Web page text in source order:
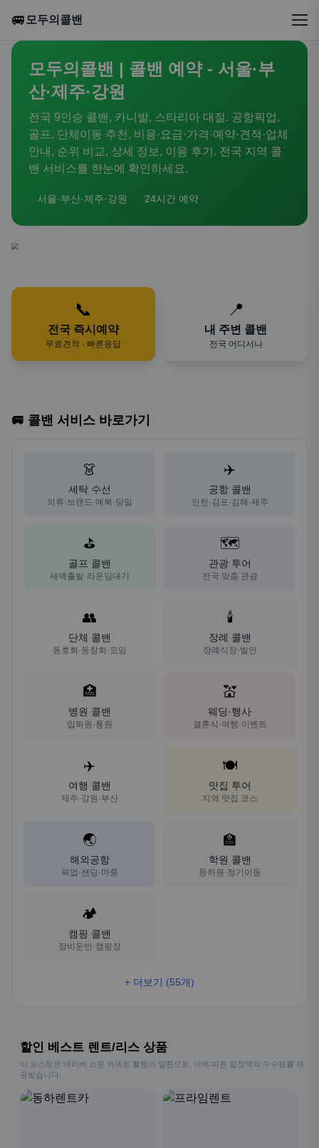
🚐 모두의콜밴
모두의콜밴 | 콜밴 예약 - 서울·부
산·제주·강원
전국 9인승 콜밴, 카니발, 스타리아 대절. 공항픽업,
골프, 단체이동 추천, 비용·요금·가격·예약·견적·업체
안내, 순위 비교, 상세 정보, 이용 후기. 전국 지역 콜
밴 서비스를 한눈에 확인하세요.
서울·부산·제주·강원 24시간 예약
📞
전국 즉시예약
무료견적 · 빠른응답
📍
내 주변 콜밴
전국 어디서나
🚐 콜밴 서비스 바로가기
👗
세탁 수선
의류·브랜드·예복·당일
✈️
공항 콜밴
인천·김포·김해·제주
⛳
골프 콜밴
새벽출발·라운딩대기
🗺️
관광 투어
전국 맞춤 관광
👥
단체 콜밴
동호회·동창회·모임
🕯️
장례 콜밴
장례식장·발인
🏥
병원 콜밴
입퇴원·통원
💒
웨딩·행사
결혼식·여행·이벤트
✈️
여행 콜밴
제주·강원·부산
🍽️
맛집 투어
지역 맛집 코스
🌏
해외공항
픽업·샌딩·마중
🏫
학원 콜밴
등하원·정기이동
🏕️
캠핑 콜밴
장비운반·캠핑장
+ 더보기 (55개)
할인 베스트 렌트/리스 상품
이 포스팅은 네이버 쇼핑 커넥트 활동의 일환으로, 이에 따른 일정액의 수수료를 제
공받습니다.